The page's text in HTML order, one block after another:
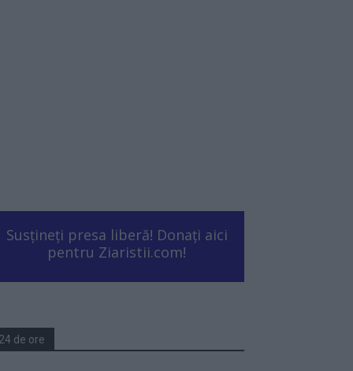
Susțineți presa liberă! Donați aici
pentru Ziaristii.com!
24 de ore